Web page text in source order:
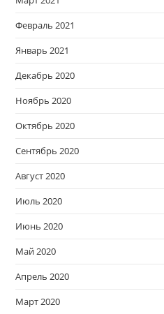
Февраль 2021
Январь 2021
Декабрь 2020
Ноябрь 2020
Октябрь 2020
Сентябрь 2020
Август 2020
Июль 2020
Июнь 2020
Май 2020
Апрель 2020
Март 2020